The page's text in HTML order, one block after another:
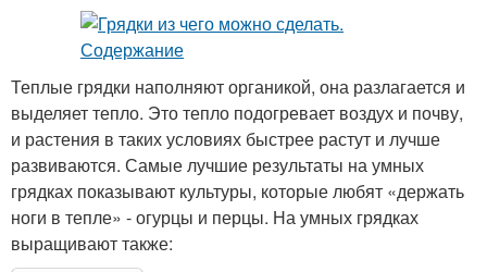
Теплые грядки наполняют органикой, она разлагается и
выделяет тепло. Это тепло подогревает воздух и почву,
и растения в таких условиях быстрее растут и лучше
развиваются. Самые лучшие результаты на умных
грядках показывают культуры, которые любят «держать
ноги в тепле» - огурцы и перцы. На умных грядках
выращивают также: